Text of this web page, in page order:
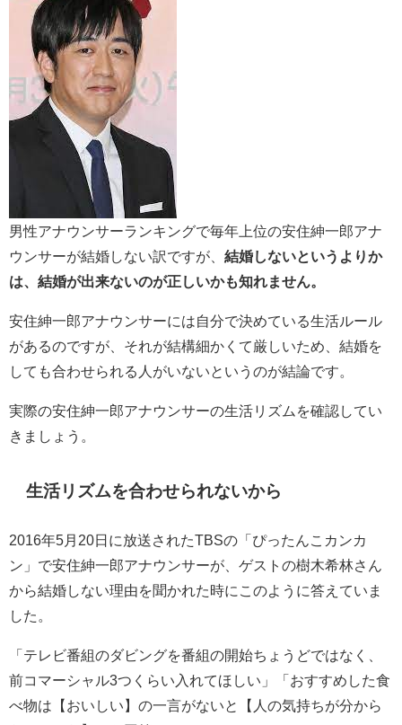
男性アナウンサーランキングで毎年上位の安住紳一郎アナ
ウンサーが結婚しない訳ですが、 結婚しないというよりか
は、結婚が出来ないのが正しいかも知れません。
安住紳一郎アナウンサーには自分で決めている生活ルール
があるのですが、それが結構細かくて厳しいため、結婚を
しても合わせられる人がいないというのが結論です。
実際の安住紳一郎アナウンサーの生活リズムを確認してい
きましょう。
生活リズムを合わせられないから
2016年5月20日に放送されたTBSの「ぴったんこカンカ
ン」で安住紳一郎アナウンサーが、ゲストの樹木希林さん
から結婚しない理由を聞かれた時にこのように答えていま
した。
「テレビ番組のダビングを番組の開始ちょうどではなく、
前コマーシャル3つくらい入れてほしい」「おすすめした食
べ物は【おいしい】の一言がないと【人の気持ちが分から